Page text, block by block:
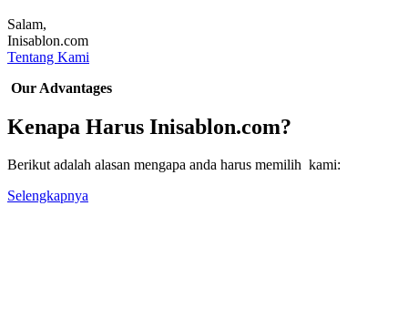
Salam,
Inisablon.com
Tentang Kami
Our Advantages
Kenapa Harus Inisablon.com?
Berikut adalah alasan mengapa anda harus memilih kami:
Selengkapnya